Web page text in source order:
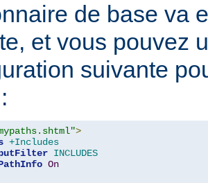
de base va
et vous pouvez
suivante
>
+Includes
INCLUDES
On